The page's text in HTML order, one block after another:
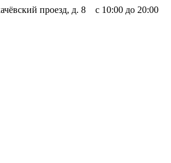
проезд, д. 8 c 10:00 до 20:00